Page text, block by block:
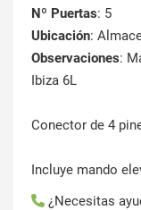
Nº Puertas: 5
Ubicación:
Observaciones:
Ibiza 6L
Conector de 4
Incluye mando
¿Necesitas